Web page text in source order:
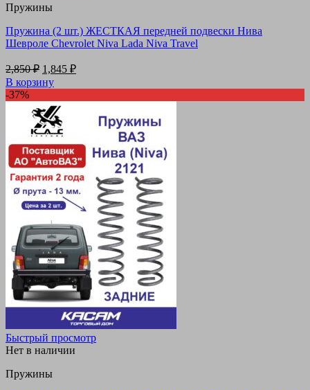
Пружины
Пружина (2 шт.) ЖЕСТКАЯ передней подвески Нива
Шевроле Chevrolet Niva Lada Niva Travel
2,850₽ Первоначальная
цена
составляла
2,850 ₽.
1,845 ₽Текущая
В корзину
-37%
Быстрый просмотр
Нет в наличии
Пружины